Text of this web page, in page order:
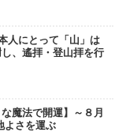
人にとって「山」は
、遙拝・登山拝を行
魔法で開運】～８月
さを運ぶ